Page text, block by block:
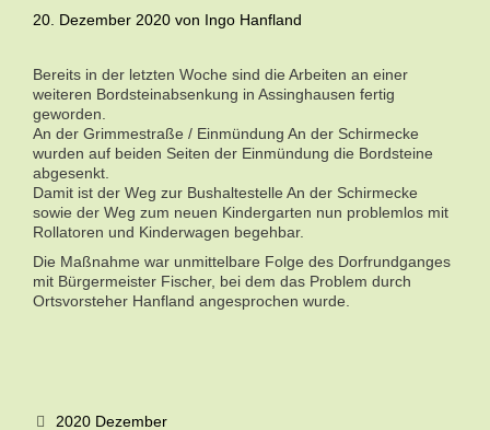
20. Dezember 2020 von Ingo Hanfland
Bereits in der letzten Woche sind die Arbeiten an einer
weiteren Bordsteinabsenkung in Assinghausen fertig
geworden.
An der Grimmestraße / Einmündung An der Schirmecke
wurden auf beiden Seiten der Einmündung die Bordsteine
abgesenkt.
Damit ist der Weg zur Bushaltestelle An der Schirmecke
sowie der Weg zum neuen Kindergarten nun problemlos mit
Rollatoren und Kinderwagen begehbar.
Die Maßnahme war unmittelbare Folge des Dorfrundganges
mit Bürgermeister Fischer, bei dem das Problem durch
Ortsvorsteher Hanfland angesprochen wurde.
Kategorien
2020 Dezember